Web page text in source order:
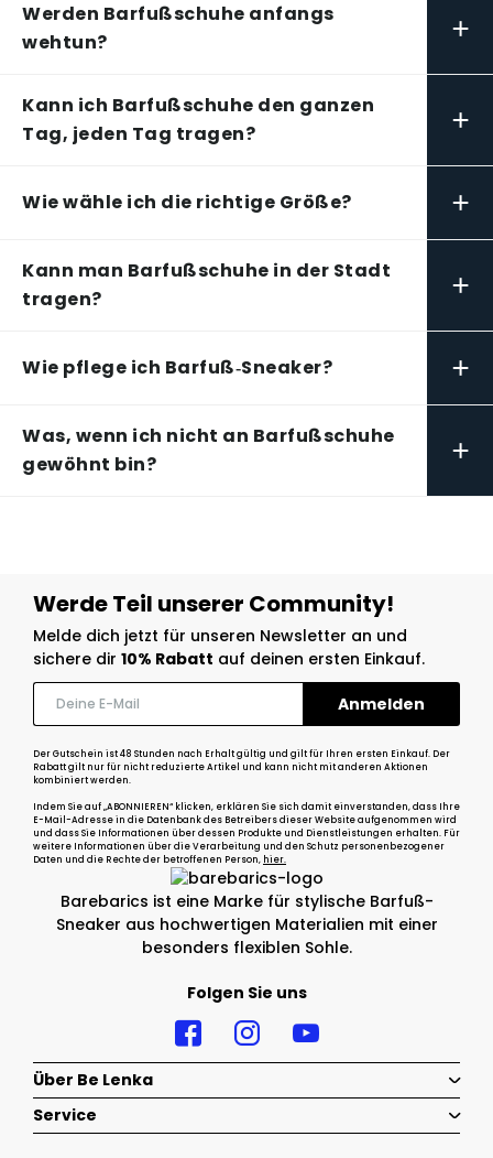
Werden Barfußschuhe anfangs
wehtun?
+
Kann ich Barfußschuhe den ganzen
Tag, jeden Tag tragen?
+
Wie wähle ich die richtige Größe? +
Kann man Barfußschuhe in der Stadt
tragen?
+
Wie pflege ich Barfuß‑Sneaker? +
Was, wenn ich nicht an Barfußschuhe
gewöhnt bin?
+
Barebarics ist eine Marke für stylische Barfuß-
Sneaker aus hochwertigen Materialien mit einer
besonders flexiblen Sohle.
Folgen Sie uns
Werde Teil unserer Community!
Melde dich jetzt für unseren Newsletter an und
sichere dir 10% Rabatt auf deinen ersten Einkauf.
Der Gutschein ist 48 Stunden nach Erhalt gültig und gilt für Ihren ersten Einkauf. Der
Rabatt gilt nur für nicht reduzierte Artikel und kann nicht mit anderen Aktionen
kombiniert werden.
Indem Sie auf „ABONNIEREN“ klicken, erklären Sie sich damit einverstanden, dass Ihre
E-Mail-Adresse in die Datenbank des Betreibers dieser Website aufgenommen wird
und dass Sie Informationen über dessen Produkte und Dienstleistungen erhalten. Für
weitere Informationen über die Verarbeitung und den Schutz personenbezogener
Daten und die Rechte der betroffenen Person, hier.
Über Be Lenka
Service